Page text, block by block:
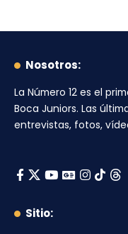
Nosotros:
La Número 12 es el
Boca Juniors. Las
entrevistas, fotos,
Sitio: